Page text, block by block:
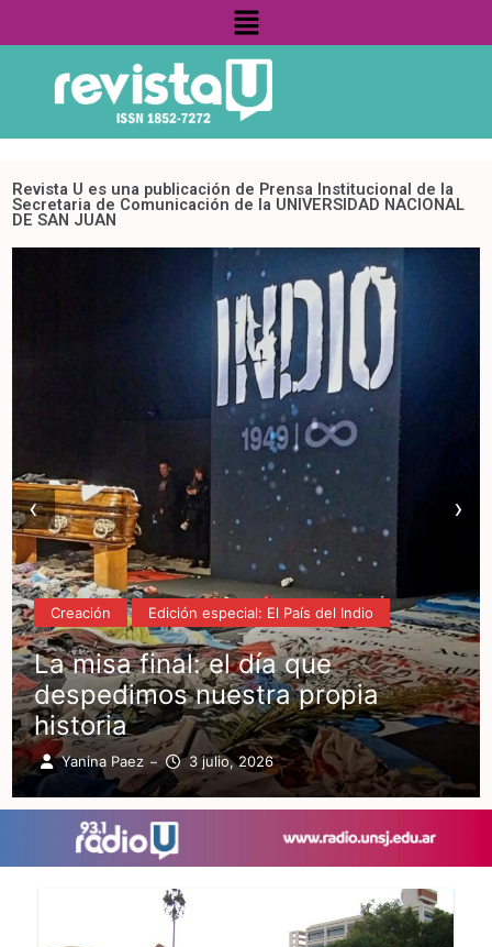
Menú
Revista U es una publicación de Prensa Institucional de la
Secretaria de Comunicación de la UNIVERSIDAD NACIONAL
DE SAN JUAN
Creación Edición especial: El País del Indio
La misa final: el día que
despedimos nuestra propia
historia
Yanina Paez – 3 julio, 2026
‹ ›